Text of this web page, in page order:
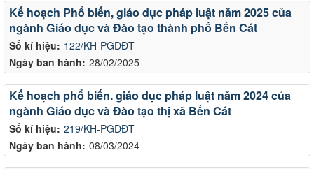
Số kí hiệu: 122/KH-PGDĐT
Ngày ban hành: 28/02/2025
Kế hoạch Phổ biến, giáo dục pháp luật năm 2025 của
ngành Giáo dục và Đào tạo thành phố Bến Cát
Số kí hiệu: 219/KH-PGDĐT
Ngày ban hành: 08/03/2024
Kế hoạch phổ biến. giáo dục pháp luật năm 2024 của
ngành Giáo dục và Đào tạo thị xã Bến Cát